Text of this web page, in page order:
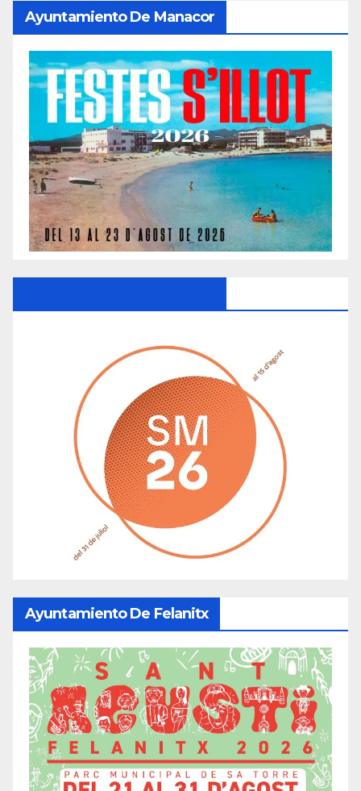
Ayuntamiento De Manacor
Ayuntamiento De Felanitx